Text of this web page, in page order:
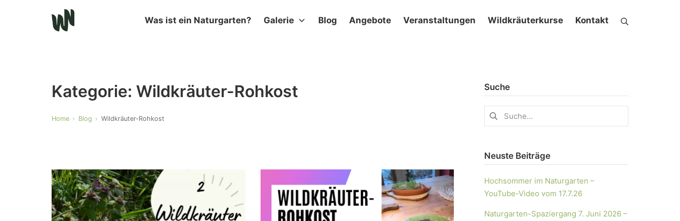
Was ist ein Naturgarten? Galerie Blog Angebote Veranstaltungen Wildkräuterkurse Kontakt
Kategorie: Wildkräuter-Rohkost
Home Blog Wildkräuter-Rohkost
Suche
Neuste Beiträge
Hochsommer im Naturgarten –
YouTube-Video vom 17.7.26
Naturgarten-Spaziergang 7. Juni 2026 –